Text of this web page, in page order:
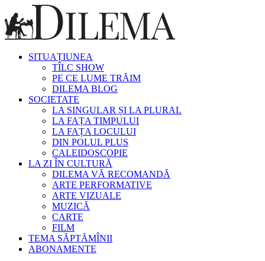
SITUAȚIUNEA
TÎLC SHOW
PE CE LUME TRĂIM
DILEMA BLOG
SOCIETATE
LA SINGULAR ȘI LA PLURAL
LA FAȚA TIMPULUI
LA FAȚA LOCULUI
DIN POLUL PLUS
CALEIDOSCOPIE
LA ZI ÎN CULTURĂ
DILEMA VĂ RECOMANDĂ
ARTE PERFORMATIVE
ARTE VIZUALE
MUZICĂ
CARTE
FILM
TEMA SĂPTĂMÎNII
ABONAMENTE